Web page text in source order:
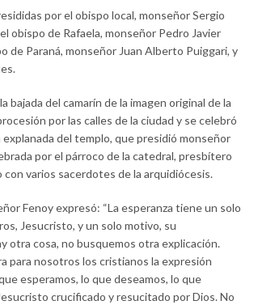
por el obispo local, monseñor Sergio
obispo de Rafaela, monseñor Pedro Javier
de Paraná, monseñor Juan Alberto Puiggari, y
bajada del camarín de la imagen original de la
por las calles de la ciudad y se celebró
explanada del templo, que presidió monseñor
por el párroco de la catedral, presbítero
varios sacerdotes de la arquidiócesis.
Fenoy expresó: “La esperanza tiene un solo
Jesucristo, y un solo motivo, su
otra cosa, no busquemos otra explicación.
para nosotros los cristianos la expresión
esperamos, lo que deseamos, lo que
crucificado y resucitado por Dios. No